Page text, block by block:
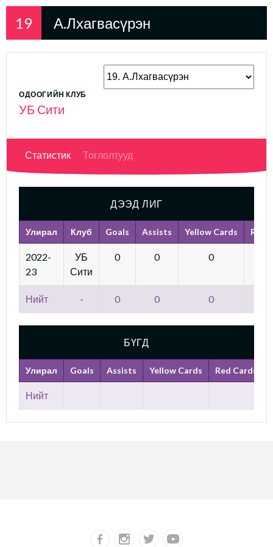
19 А.Лхагвасүрэн
ОДООГИЙН КЛУБ
УБ Сити
Статистик Тоглолтууд
ДЭЭД ЛИГ
Улирал Клуб Goals Assists Yellow Cards Red
2022-
23
УБ
Сити
0 0 0
Нийт - 0 0 0
БҮГД
Улирал Goals Assists Yellow Cards Red Cards
Нийт